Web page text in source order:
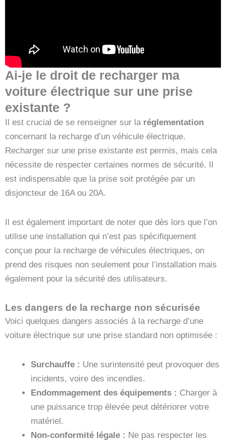
Ai-je le droit de recharger ma
voiture électrique sur une prise
existante ?
Il est crucial de se renseigner sur la réglementation
concernant la recharge d’un véhicule électrique.
Recharger sur une prise existante est permis, mais cela
nécessite de respecter certaines normes de sécurité. Il
est indispensable que la prise soit protégée par un
disjoncteur de 16A ou 20A.
Il est également important de noter que dès lors que l’on
utilise une installation qui n’est pas spécifiquement
conçue pour la recharge de véhicules électriques, on
prend des risques non seulement pour l’installation mais
également pour la sécurité des utilisateurs.
Les dangers de la recharge non sécurisée
Voici quelques dangers associés à la recharge d’une
voiture électrique sur une prise standard non optimisée :
Surchauffe : Une surintensité peut provoquer des
incidents, voire des incendies.
Endommagement des équipements : Charger à
une puissance trop élevée peut détériorer votre
matériel.
Non-conformité légale : Ne pas respecter les